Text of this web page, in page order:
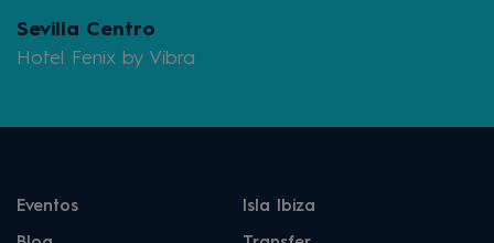
Sevilla Centro
Hotel Fenix by Vibra
Eventos Isla Ibiza